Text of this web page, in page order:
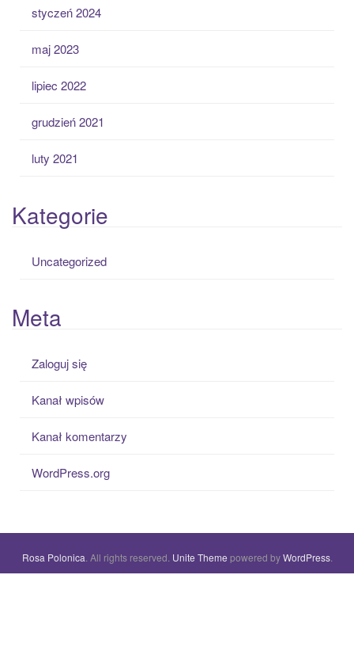
styczeń 2024
maj 2023
lipiec 2022
grudzień 2021
luty 2021
Kategorie
Uncategorized
Meta
Zaloguj się
Kanał wpisów
Kanał komentarzy
WordPress.org
Rosa Polonica . All rights reserved. Unite Theme powered byWordPress.